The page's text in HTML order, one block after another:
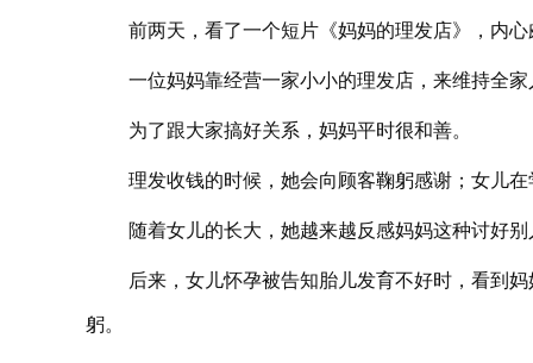
前两天，看了一个短片《妈妈的理发店》，内
一位妈妈靠经营一家小小的理发店，来维持全
为了跟大家搞好关系，妈妈平时很和善。
理发收钱的时候，她会向顾客鞠躬感谢；女儿
随着女儿的长大，她越来越反感妈妈这种讨好
后来，女儿怀孕被告知胎儿发育不好时，看到
躬。